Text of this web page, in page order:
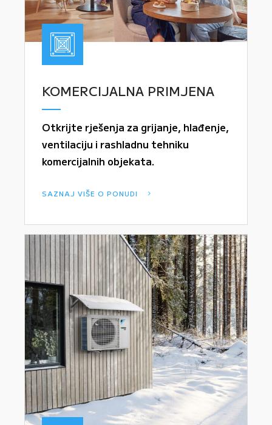
KOMERCIJALNA PRIMJENA
Otkrijte rješenja za grijanje, hlađenje,
ventilaciju i rashladnu tehniku
komercijalnih objekata.
SAZNAJ VIŠE O PONUDI